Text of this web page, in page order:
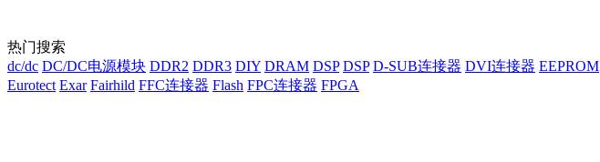
热门搜索
dc/dc DC/DC电源模块 DDR2 DDR3 DIY DRAM DSP DSP D-SUB连接器 DVI连接器 EEPROM
Eurotect Exar Fairhild FFC连接器 Flash FPC连接器 FPGA